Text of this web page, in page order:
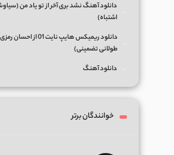
دانلود آهنگ نشد بری آخر از تو یاد من
اشتباه)
دانلود ریمیکس هایپ
طولانی تضمینی)
دانلود آهنگ
خوانندگان برتر